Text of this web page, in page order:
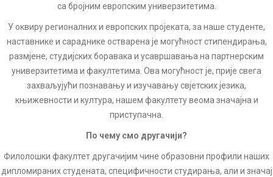
са бројним европским универзитетима.
У оквиру регионалних и европских пројеката, за наше студенте,
наставнике и сараднике остварена је могућност стипендирања,
размјене, студијских боравака и усавршавања на партнерским
универзитетима и факултетима. Ова могућност је, прије свега
захваљујући познавању и изучавању свјетских језика,
књижевности и култура, нашем факултету веома значајна и
приступачна.
По чему смо другачији?
Филолошки факултет другачијим чине образовни профили наших
дипломираних студената, специфичности студирања, али и значај